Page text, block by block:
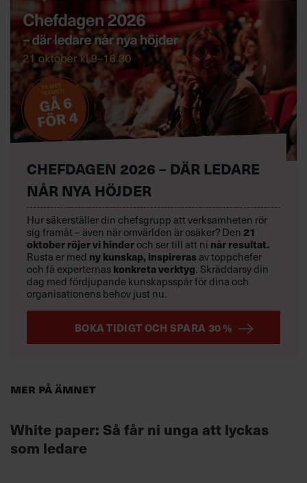
Mer på ämnet
White paper: Så får ni unga att lyckas
som ledare
CHEFDAGEN 2026 – DÄR LEDARE
NÅR NYA HÖJDER
Hur säkerställer din chefsgrupp att verksamheten rör
sig framåt – även när omvärlden är osäker? Den 21
oktoberröjer vi hinder och ser till att ni når resultat.
Rusta er med ny kunskap, inspirerasav toppchefer
och få experternas konkreta verktyg. Skräddarsy din
dag med fördjupande kunskapsspår för dina och
organisationens behov just nu.
BOKA TIDIGT OCH SPARA 30 %